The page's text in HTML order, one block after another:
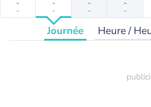
-
-
-
-
-
-
-
-
Journée Heure /